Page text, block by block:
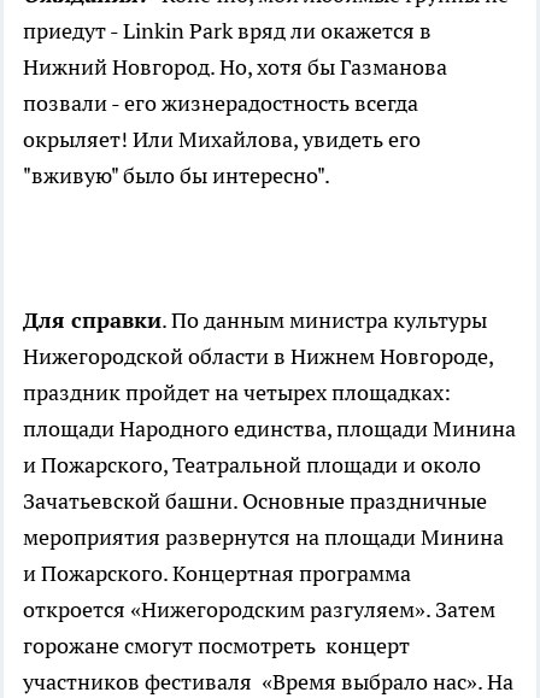
приедут - Linkin Park вряд ли окажется в
Нижний Новгород. Но, хотя бы Газманова
позвали - его жизнерадостность всегда
окрыляет! Или Михайлова, увидеть его
"вживую" было бы интересно".
Для справки. По данным министра культуры
Нижегородской области в Нижнем Новгороде,
праздник пройдет на четырех площадках:
площади Народного единства, площади Минина
и Пожарского, Театральной площади и около
Зачатьевской башни. Основные праздничные
мероприятия развернутся на площади Минина
и Пожарского. Концертная программа
откроется «Нижегородским разгуляем». Затем
горожане смогут посмотреть концерт
участников фестиваля «Время выбрало нас». На